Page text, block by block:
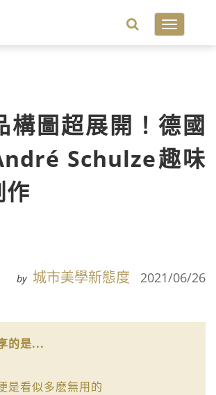
Toggle
構圖超展開！德國
Schulze趣味
作
by 城市美學新態度 2021/06/26
的是...
是看似多麽無用的